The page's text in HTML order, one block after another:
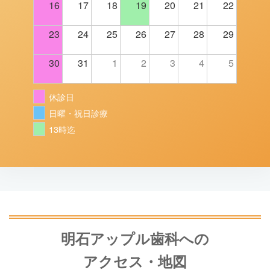
16 17 18 19 20 21 22
23 24 25 26 27 28 29
30 31 1 2 3 4 5
休診日
日曜・祝日診療
13時迄
明石アップル歯科への
アクセス・地図